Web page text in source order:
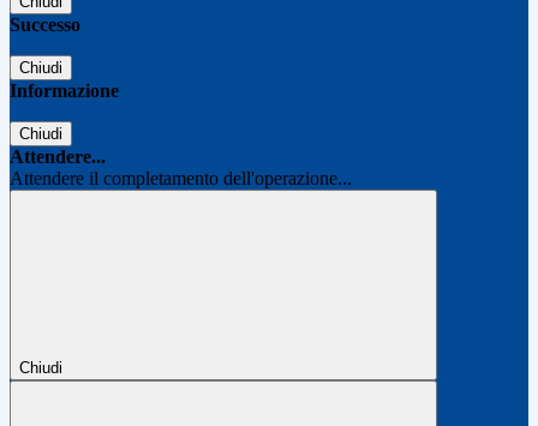
Successo
Chiudi
Informazione
Chiudi
Attendere...
Attendere il completamento dell'operazione...
Chiudi